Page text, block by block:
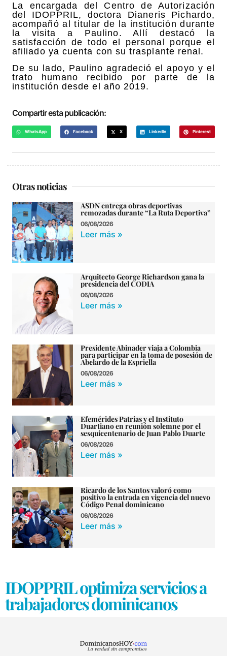
La encargada del Centro de Autorización
del IDOPPRIL, doctora Dianeris Pichardo,
acompañó al titular de la institución durante
la visita a Paulino. Allí destacó la
satisfacción de todo el personal porque el
afiliado ya cuenta con su trasplante renal.
De su lado, Paulino agradeció el apoyo y el
trato humano recibido por parte de la
institución desde el año 2019.
Compartir esta publicación:
WhatsApp Facebook X LinkedIn Pinterest
Otras noticias
ASDN entrega obras deportivas
remozadas durante “La Ruta Deportiva”
06/08/2026
Leer más »
Arquitecto George Richardson gana la
presidencia del CODIA
06/08/2026
Leer más »
Presidente Abinader viaja a Colombia
para participar en la toma de posesión de
Abelardo de la Espriella
06/08/2026
Leer más »
Efemérides Patrias y el Instituto
Duartiano en reunión solemne por el
sesquicentenario de Juan Pablo Duarte
06/08/2026
Leer más »
Ricardo de los Santos valoró como
positivo la entrada en vigencia del nuevo
Código Penal dominicano
06/08/2026
Leer más »
IDOPPRIL optimiza servicios a
trabajadores dominicanos